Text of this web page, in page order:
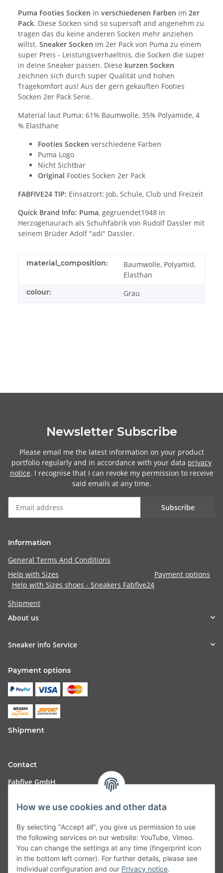
Puma Footies Socken in verschiedenen Farben im 2er
Pack. Diese Socken sind so supersoft and angenehm zu
tragen das du keine anderen Socken mehr anziehen
willst. Sneaker Socken im 2er Pack von Puma zu einem
super Preis - Leistungsverhaeltnis, die Socken die super
in deine Sneaker passen. Diese kurzen Socken
zeichnen sich durch super Qualität und hohen
Tragekomfort aus! Aus der gern gekauften Footies
Socken 2er Pack Serie.
Material laut Puma: 61% Baumwolle, 35% Polyamide, 4
% Elasthane
Footies Socken verschiedene Farben
Puma Logo
Nicht Sichtbar
Original Footies Socken 2er Pack
FABFIVE24 TIP: Einsatzort: Job, Schule, Club und Freizeit
Quick Brand Info: Puma, gegruendet1948 in
Herzogenaurach als Schuhfabrik von Rudolf Dassler mit
seinem Brüder Adolf "adi" Dassler.
material_composition:
Baumwolle, Polyamid,
Elasthan
colour: Grau
Newsletter Subscribe
Please email me the latest information on your product
portfolio regularly and in accordance with your data privacy
notice. I recognise that I can revoke my permission to receive
said emails at any time.
Subscribe
Information
General Terms And Conditions
Help with Sizes
Help with Sizes shoes - Sneakers Fabfive24
Payment options
Shipment
About us
Sneaker info Service
Payment options
Shipment
Contact
Fabfive GmbH
Deutschland
Telefon: 06181257350
How we use cookies and other data
By selecting "Accept all", you give us permission to use
the following services on our website: YouTube, Vimeo.
You can change the settings at any time (fingerprint icon
in the bottom left corner). For further details, please see
Individual configuration and our Privacy notice.